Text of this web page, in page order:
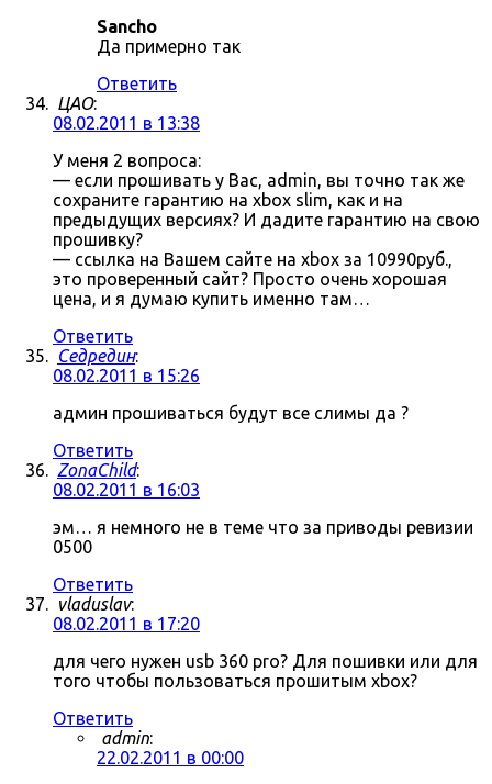
Sancho
Да примерно так
Ответить
ЦАО:
08.02.2011 в 13:38
У меня 2 вопроса:
— если прошивать у Вас, admin, вы точно так же
сохраните гарантию на xbox slim, как и на
предыдущих версиях? И дадите гарантию на свою
прошивку?
— ссылка на Вашем сайте на xbox за 10990руб.,
это проверенный сайт? Просто очень хорошая
цена, и я думаю купить именно там…
Ответить
Седредин:
08.02.2011 в 15:26
админ прошиваться будут все слимы да ?
Ответить
ZonaChild:
08.02.2011 в 16:03
эм… я немного не в теме что за приводы ревизии
0500
Ответить
vladuslav:
08.02.2011 в 17:20
для чего нужен usb 360 pro? Для пошивки или для
того чтобы пользоваться прошитым xbox?
Ответить
admin:
22.02.2011 в 00:00